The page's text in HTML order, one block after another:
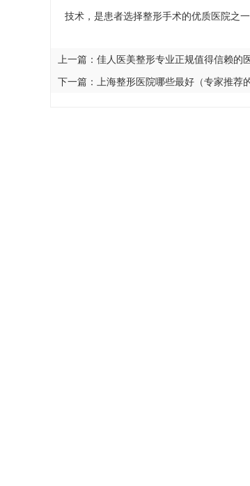
技术，是患者选择整形手术的优质医院之一
上一篇： 佳人医美整形专业正规值得信赖的
下一篇：
上海整形医院哪些最好（专家推荐